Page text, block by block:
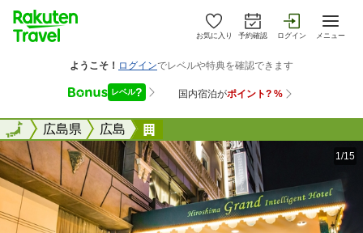
お気に入り 予約確認 ログイン メニュー
全国広島県 広島
全国
1/15